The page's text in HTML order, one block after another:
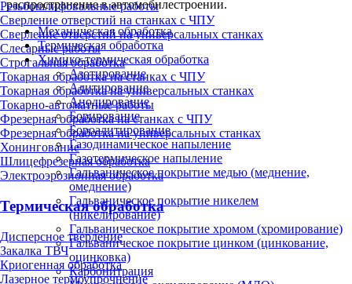
Резьбошлифовальные работы
Сверление отверстий на станках с ЧПУ
Сверление отверстий на универсальных станках
Слесарные работы
Строгальная обработка
Токарная обработка на станках с ЧПУ
Токарная обработка на универсальных станках
Токарно-автоматные работы
Фрезерная обработка на станках с ЧПУ
Фрезерная обработка на универсальных станках
Хонингование
Шлицефрезерная обработка
Электроэрозионная обработка
Термическая обработка
Дисперсное твердение
Закалка ТВЧ
Криогенная обработка
Лазерное термоупрочнение
распространение в автомобилестроении.
Механическая обработка
Термическая обработка
Химико-термическая обработка
Азотирование
Алитирование
Анодирование
Борирование
Бороалитирование
Газодинамическое напыление
Газотермическое напыление
Гальваническое покрытие медью (меднение,
омеднение)
Гальваническое покрытие никелем
(никелирование)
Гальваническое покрытие хромом (хромирование)
Гальваническое покрытие цинком (цинкование,
оцинковка)
Карбонитрация